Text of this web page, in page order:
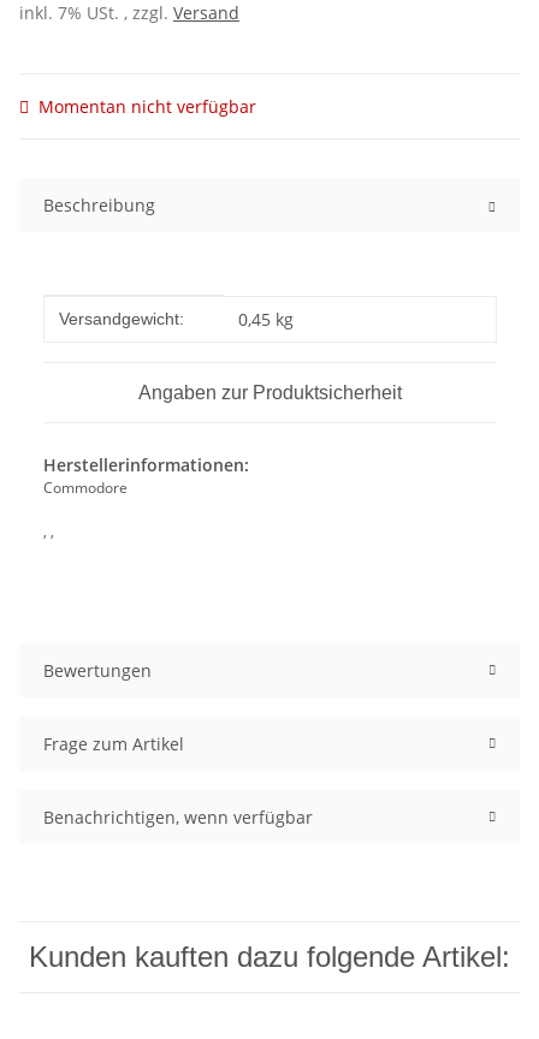
inkl. 7% USt. , zzgl. Versand
Momentan nicht verfügbar
Beschreibung
Produkteigenschaft
Wert
Versandgewicht: 0,45 kg
Angaben zur Produktsicherheit
Herstellerinformationen:
Commodore
, ,
Bewertungen
Frage zum Artikel
Benachrichtigen, wenn verfügbar
Kunden kauften dazu folgende Artikel: